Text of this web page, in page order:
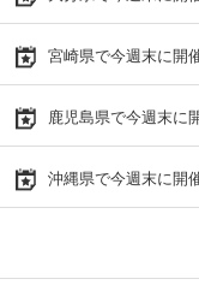
宮崎県で今週末に開
鹿児島県で今週末に
沖縄県で今週末に開